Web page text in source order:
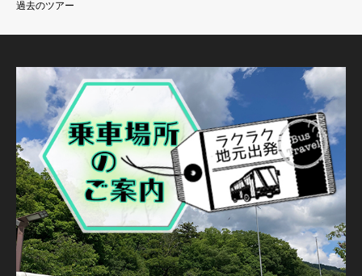
過去のツアー